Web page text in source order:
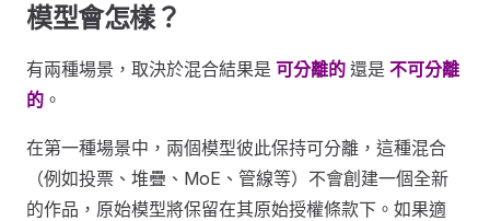
模型會怎樣？
有兩種場景，取決於混合結果是 可分離的 還是 不可分離
的 。
在第一種場景中，兩個模型彼此保持可分離，這種混合
（例如投票、堆疊、MoE、管線等）不會創建一個全新
的作品，原始模型將保留在其原始授權條款下。如果適